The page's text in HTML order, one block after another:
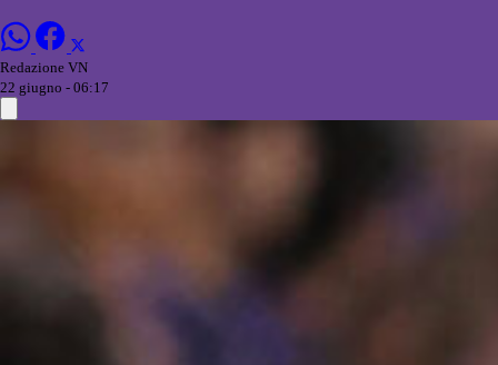
Redazione VN
22 giugno - 06:17